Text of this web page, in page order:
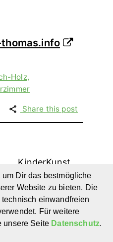
Holz,
Share this post
KinderKunst
– das
Mitmachbuch
für den
Kindergarten
Dir das bestmögliche
Website zu bieten. Die
einwandfreien
Für weitere
unsere Seite Datenschutz.